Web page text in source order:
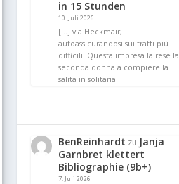
in 15 Stunden
10. Juli 2026
[…] via Heckmair,
autoassicurandosi sui tratti più
difficili. Questa impresa la rese la
seconda donna a compiere la
salita in solitaria…
BenReinhardt zu Janja
Garnbret klettert
Bibliographie (9b+)
7. Juli 2026